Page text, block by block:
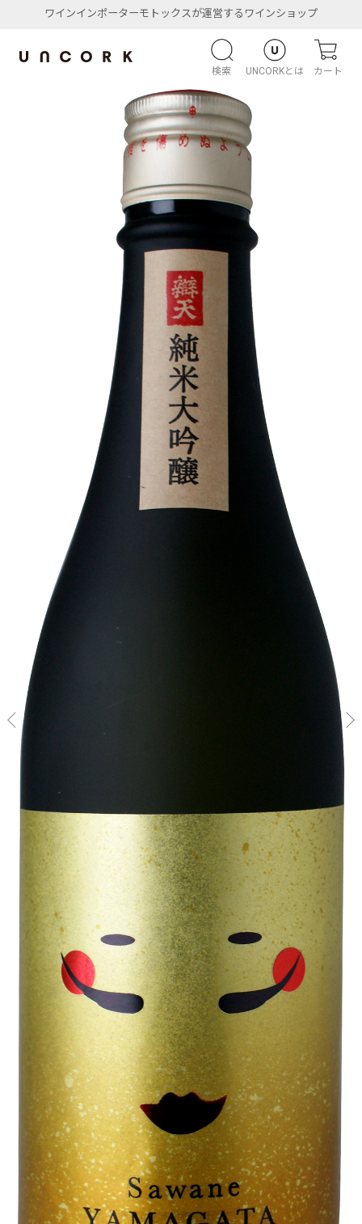
ワインインポーターモトックスが運営するワインショップ
検索 UNCORKとは カート